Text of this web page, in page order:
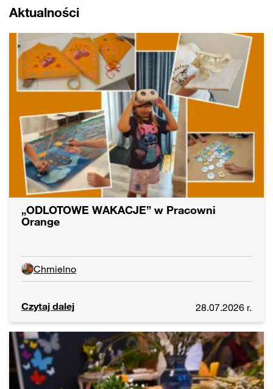
Aktualności
„ODLOTOWE WAKACJE” w Pracowni
Orange
Chmielno
Czytaj dalej 28.07.2026 r.